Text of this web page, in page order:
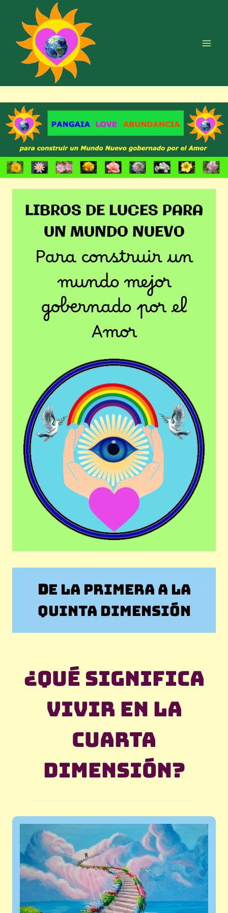
contenido
LIBROS DE LUCES PARA
UN MUNDO NUEVO
Para construir un
mundo mejor
gobernado por el
Amor
DE LA PRIMERA A LA
QUINTA DIMENSIÓN
¿Qué significa
vivir en la
cuarta
dimensión?